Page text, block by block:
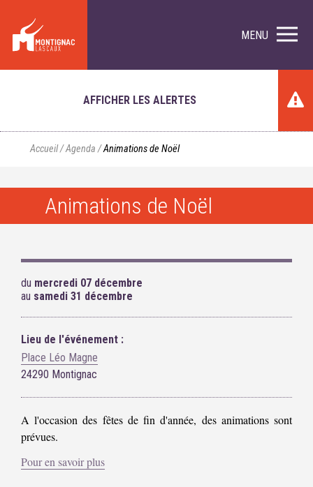
MENU
AFFICHER LES ALERTES
Accueil/Agenda /Animations de Noël
Animations de Noël
du mercredi 07 décembre
au samedi 31 décembre
Lieu de l'événement :
Place Léo Magne
24290 Montignac
A l'occasion des fêtes de fin d'année, des animations sont
prévues.
Pour en savoir plus